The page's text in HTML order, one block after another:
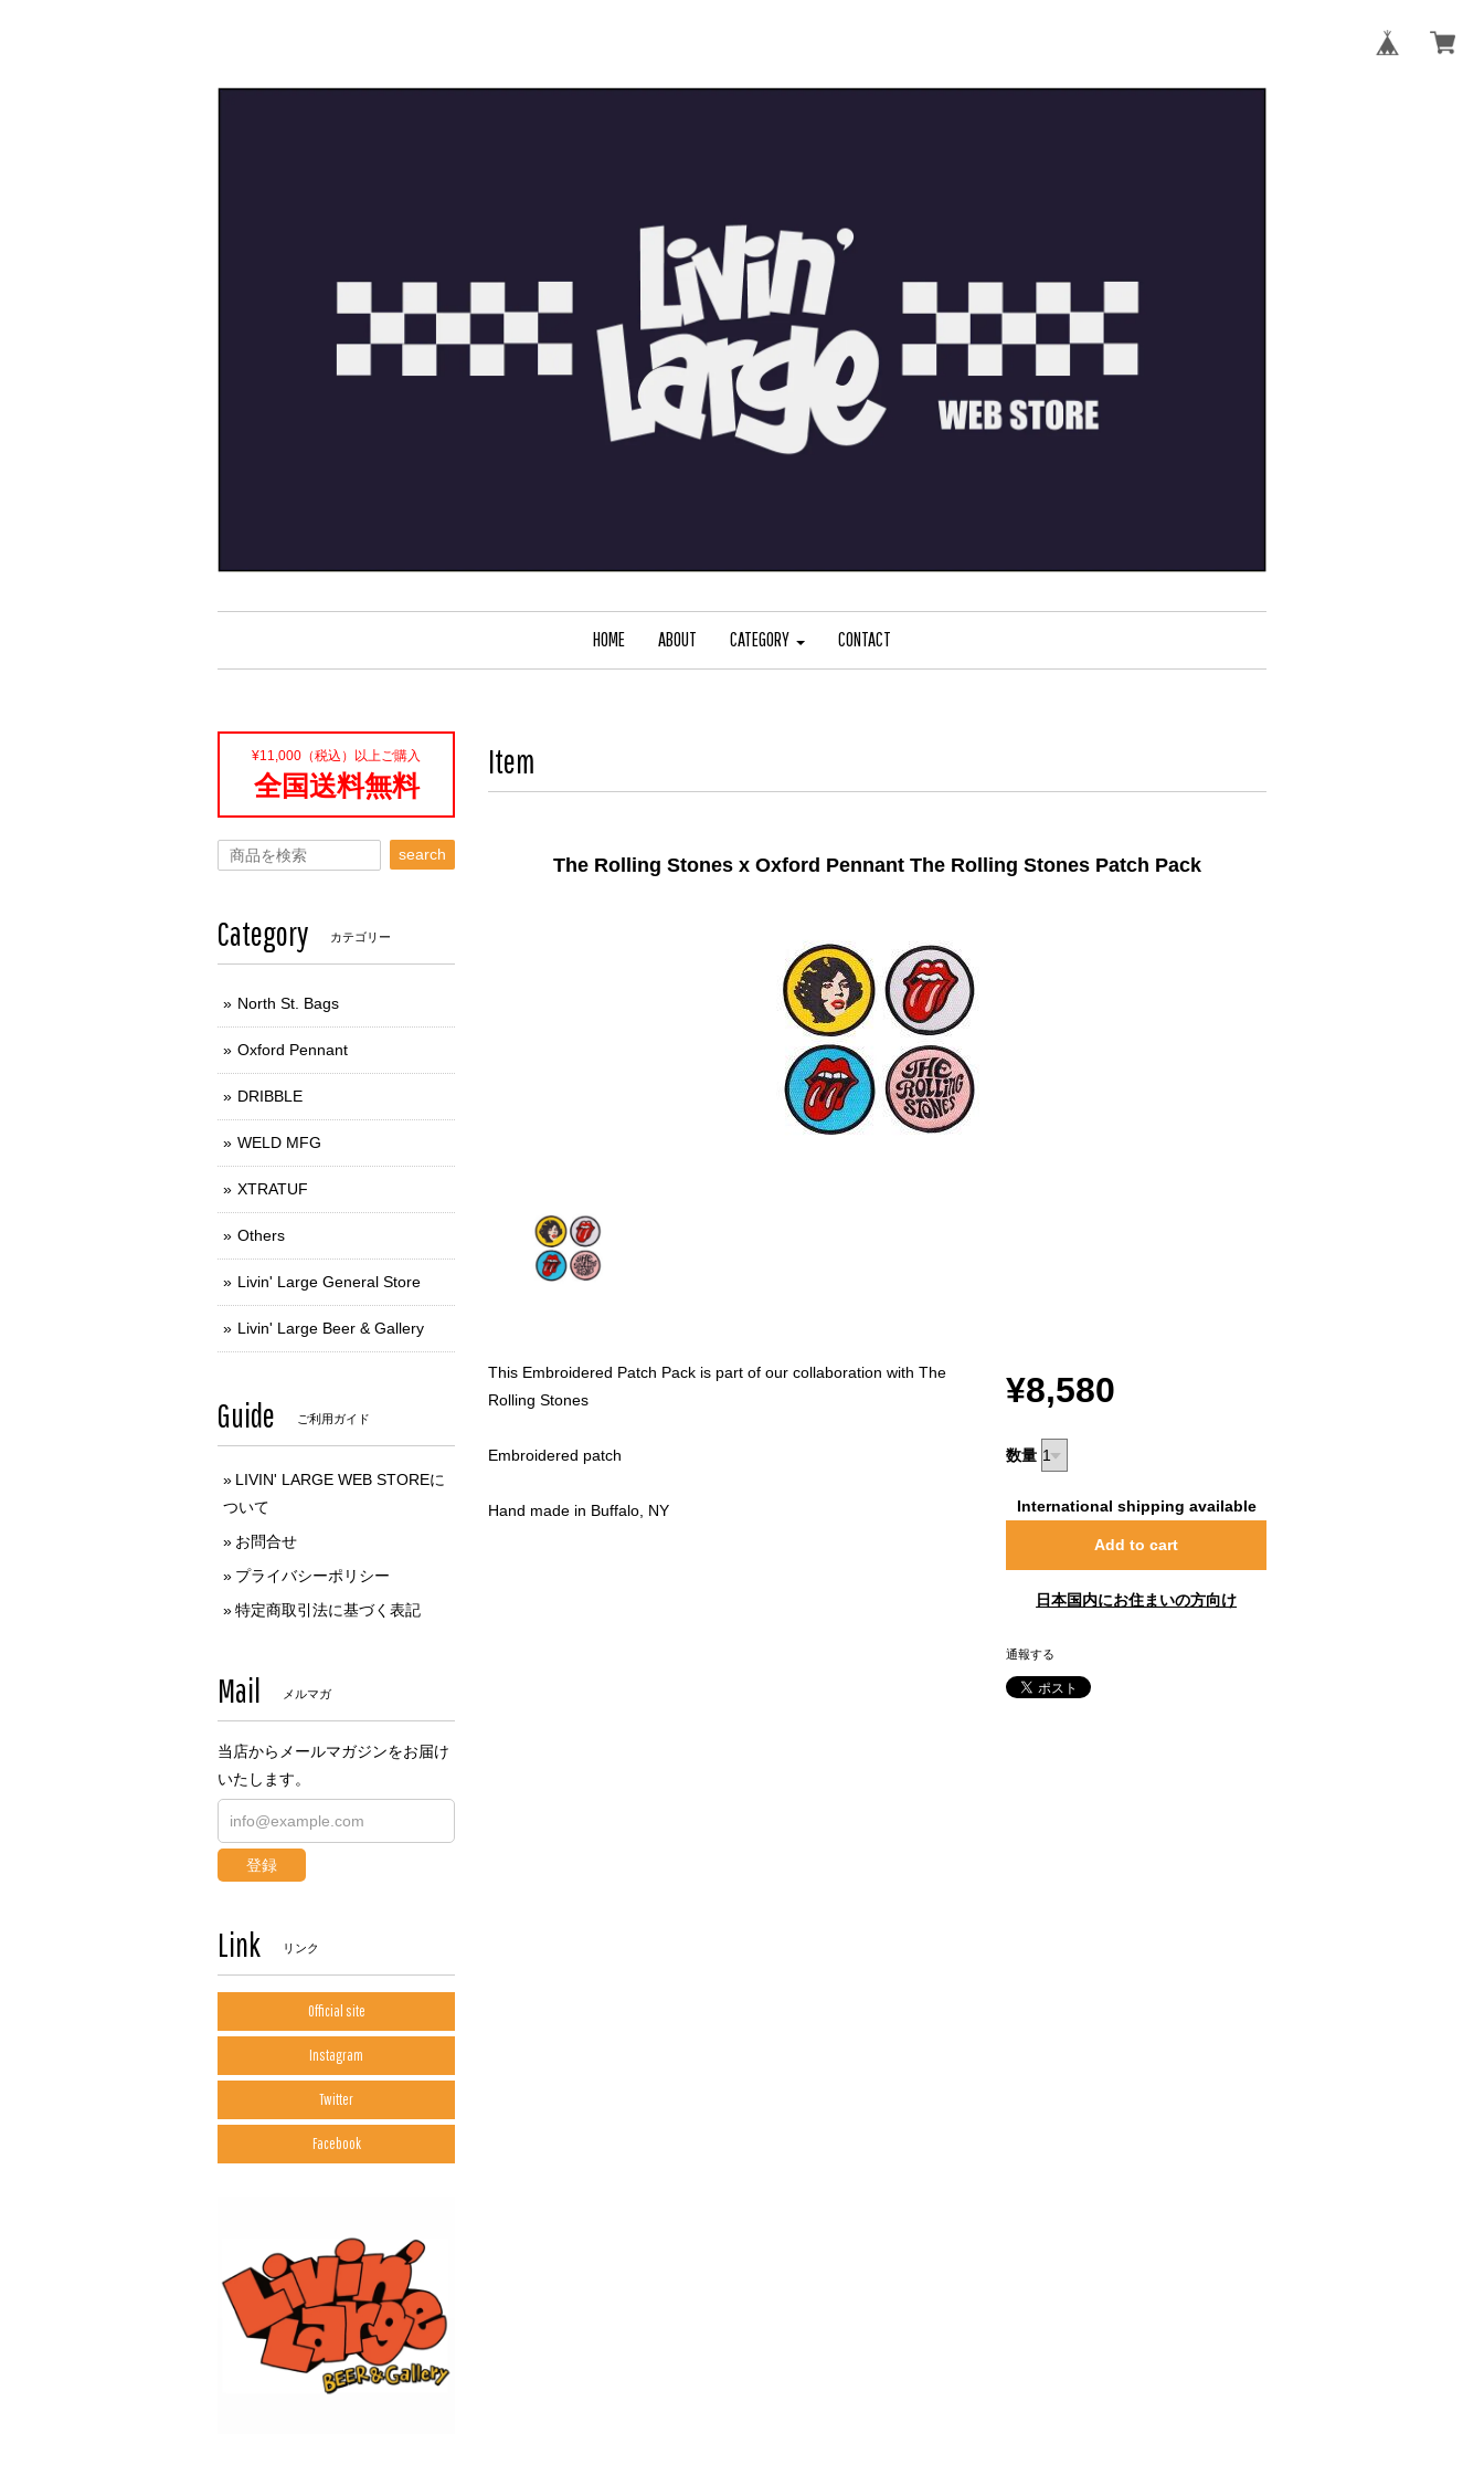
HOME ABOUT CATEGORY CONTACT
Item
The Rolling Stones x Oxford Pennant The Rolling Stones Patch Pack
This Embroidered Patch Pack is part of our collaboration with The
Rolling Stones
Embroidered patch
Hand made in Buffalo, NY
¥8,580
数量
International shipping available
Add to cart
日本国内にお住まいの方向け
通報する
¥11,000（税込）以上ご購入
全国送料無料
search
Category カテゴリー
North St. Bags
Oxford Pennant
DRIBBLE
WELD MFG
XTRATUF
Others
Livin' Large General Store
Livin' Large Beer & Gallery
Guide ご利用ガイド
LIVIN' LARGE WEB STOREに
ついて
お問合せ
プライバシーポリシー
特定商取引法に基づく表記
Mail メルマガ
当店からメールマガジンをお届け
いたします。
登録
Link リンク
Official site
Instagram
Twitter
Facebook